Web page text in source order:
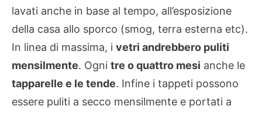
lavati anche in base al tempo, all’esposizione
della casa allo sporco (smog, terra esterna etc).
In linea di massima, i vetri andrebbero puliti
mensilmente. Ogni tre o quattro mesi anche le
tapparelle e le tende. Infine i tappeti possono
essere puliti a secco mensilmente e portati a